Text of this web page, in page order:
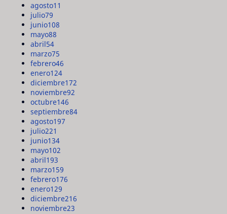
agosto11
julio79
junio108
mayo88
abril54
marzo75
febrero46
enero124
diciembre172
noviembre92
octubre146
septiembre84
agosto197
julio221
junio134
mayo102
abril193
marzo159
febrero176
enero129
diciembre216
noviembre23